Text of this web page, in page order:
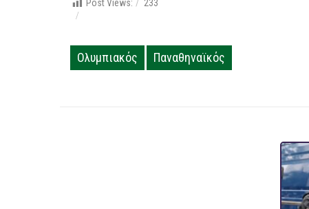
Post Views: 233
Ολυμπιακός Παναθηναϊκός